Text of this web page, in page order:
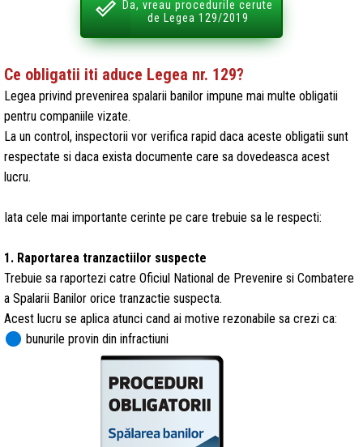
Da, vreau procedurile cerute
de Legea 129/2019
Ce obligatii iti aduce Legea nr. 129?
Legea privind prevenirea spalarii banilor impune mai multe obligatii
pentru companiile vizate.
La un control, inspectorii vor verifica rapid daca aceste obligatii sunt
respectate si daca exista documente care sa dovedeasca acest
lucru.
Iata cele mai importante cerinte pe care trebuie sa le respecti:
1. Raportarea tranzactiilor suspecte
Trebuie sa raportezi catre Oficiul National de Prevenire si Combatere
a Spalarii Banilor orice tranzactie suspecta.
Acest lucru se aplica atunci cand ai motive rezonabile sa crezi ca:
circle bunurile provin din infractiuni